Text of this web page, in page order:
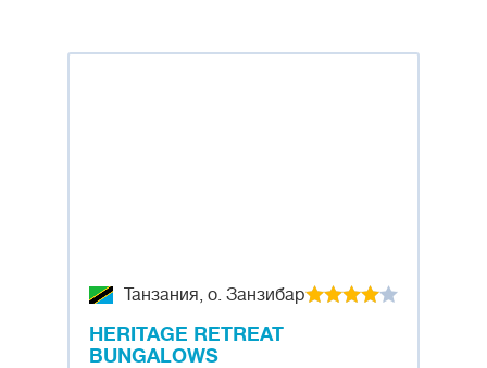
Танзания, о. Занзибар
HERITAGE RETREAT
BUNGALOWS